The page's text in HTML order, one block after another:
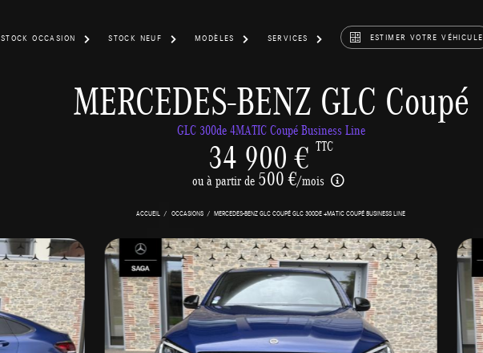
STOCK OCCASION STOCK NEUF MODÈLES SERVICES ESTIMER VOTRE VÉHICULE
MERCEDES-BENZ GLC Coupé
GLC 300de 4MATIC Coupé Business Line
34 900 € TTC
ou à partir de 500 €/mois
ACCUEIL OCCASIONS MERCEDES-BENZ GLC COUPÉ GLC 300DE 4MATIC COUPÉ BUSINESS LINE